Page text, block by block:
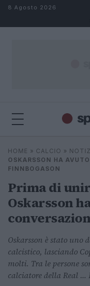
Salta al contenuto
8 Agosto 2026
Cerca
HOME » CALCIO »
OSKARSSON HA
FINNBOGASON
Prima di
Oskarsson
Oskarsson è stato uno
calcistico, lasciando
molti. Tra le persone
calciatore della Real ...